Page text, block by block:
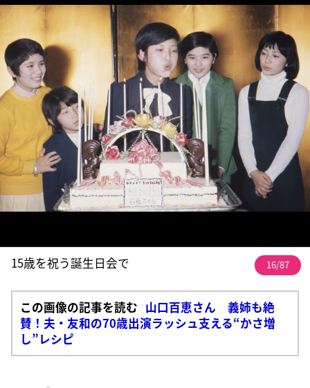
15歳を祝う誕生日会で 16/87
この画像の記事を読む 山口百恵さん 義姉も絶
賛！夫・友和の70歳出演ラッシュ支える“かさ増
し”レシピ